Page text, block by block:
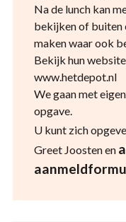
Na de lunch kan
bekijken of buiten
maken waar ook
Bekijk hun
www.hetdepot.nl
We gaan met
opgave.
U kunt zich
Greet Joosten en